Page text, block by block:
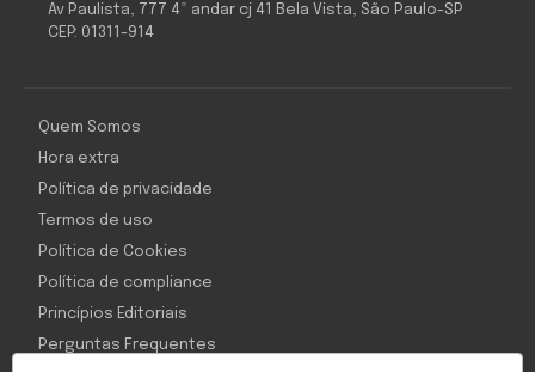
Av Paulista, 777 4º andar cj 41 Bela Vista, São Paulo-SP
CEP: 01311-914
Quem Somos
Hora extra
Política de privacidade
Termos de uso
Política de Cookies
Política de compliance
Princípios Editoriais
Perguntas Frequentes